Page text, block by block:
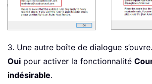
3. Une autre boîte de dialogue
Oui pour activer la fonctionnalité
indésirable.